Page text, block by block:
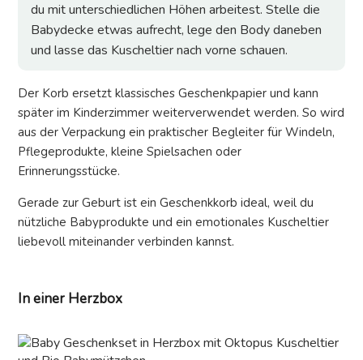
du mit unterschiedlichen Höhen arbeitest. Stelle die
Babydecke etwas aufrecht, lege den Body daneben
und lasse das Kuscheltier nach vorne schauen.
Der Korb ersetzt klassisches Geschenkpapier und kann
später im Kinderzimmer weiterverwendet werden. So wird
aus der Verpackung ein praktischer Begleiter für Windeln,
Pflegeprodukte, kleine Spielsachen oder
Erinnerungsstücke.
Gerade zur Geburt ist ein Geschenkkorb ideal, weil du
nützliche Babyprodukte und ein emotionales Kuscheltier
liebevoll miteinander verbinden kannst.
In einer Herzbox